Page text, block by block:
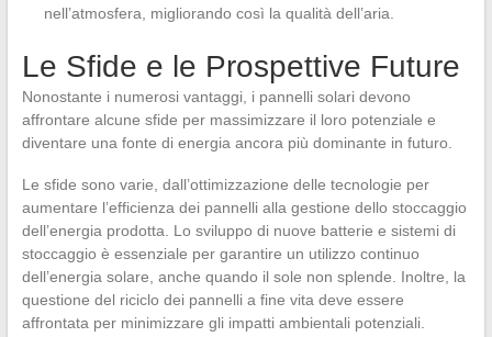
nell’atmosfera, migliorando così la qualità dell’aria.
Le Sfide e le Prospettive Future
Nonostante i numerosi vantaggi, i pannelli solari devono
affrontare alcune sfide per massimizzare il loro potenziale e
diventare una fonte di energia ancora più dominante in futuro.
Le sfide sono varie, dall’ottimizzazione delle tecnologie per
aumentare l’efficienza dei pannelli alla gestione dello stoccaggio
dell’energia prodotta. Lo sviluppo di nuove batterie e sistemi di
stoccaggio è essenziale per garantire un utilizzo continuo
dell’energia solare, anche quando il sole non splende. Inoltre, la
questione del riciclo dei pannelli a fine vita deve essere
affrontata per minimizzare gli impatti ambientali potenziali.